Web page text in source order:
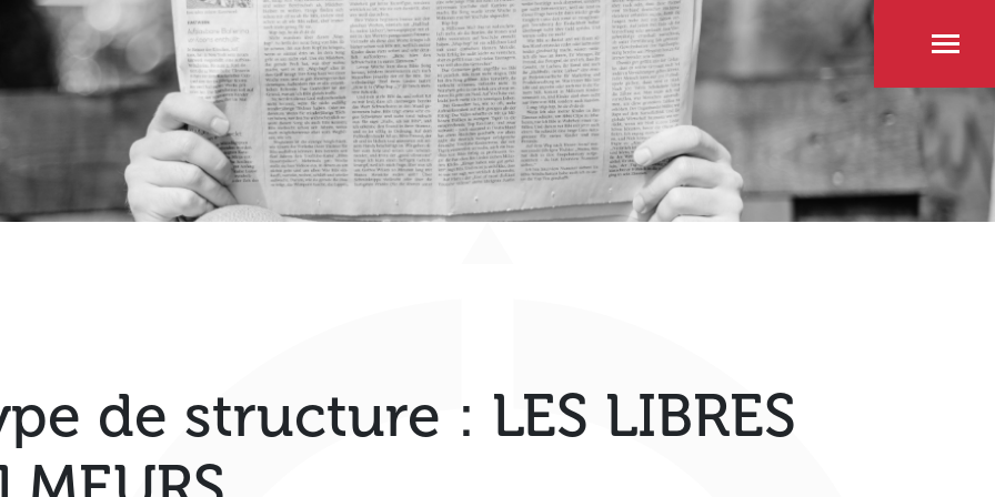
de structure : LES LIBRES